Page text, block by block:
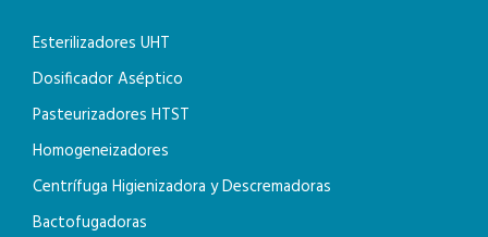
Esterilizadores UHT
Dosificador Aséptico
Pasteurizadores HTST
Homogeneizadores
Centrífuga Higienizadora y Descremadoras
Bactofugadoras